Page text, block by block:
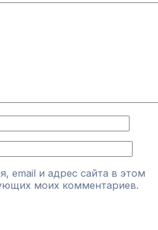
email и адрес сайта в этом
моих комментариев.